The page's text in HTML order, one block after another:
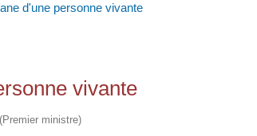
d'une personne vivante
vivante
ministre)